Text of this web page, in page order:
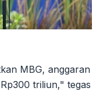
MBG, anggaran
triliun," tegas